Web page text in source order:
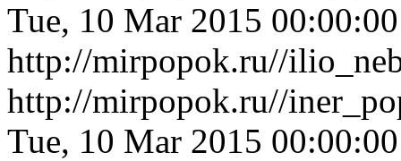
Tue, 10 Mar 2015
http://mirpopok.ru//
http://mirpopok.ru//
Tue, 10 Mar 2015